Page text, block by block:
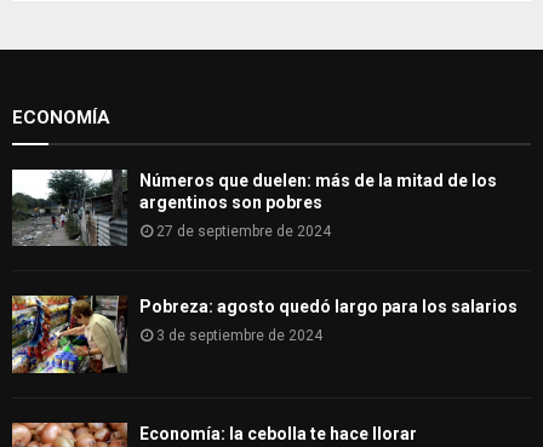
o
H
ECONOMÍA
Números que duelen: más de la mitad de los
argentinos son pobres
27 de septiembre de 2024
Pobreza: agosto quedó largo para los salarios
3 de septiembre de 2024
Economía: la cebolla te hace llorar